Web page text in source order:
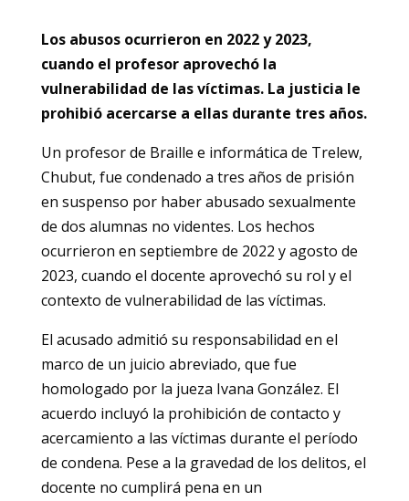
Los abusos ocurrieron en 2022 y 2023,
cuando el profesor aprovechó la
vulnerabilidad de las víctimas. La justicia le
prohibió acercarse a ellas durante tres años.
Un profesor de Braille e informática de Trelew,
Chubut, fue condenado a tres años de prisión
en suspenso por haber abusado sexualmente
de dos alumnas no videntes. Los hechos
ocurrieron en septiembre de 2022 y agosto de
2023, cuando el docente aprovechó su rol y el
contexto de vulnerabilidad de las víctimas.
El acusado admitió su responsabilidad en el
marco de un juicio abreviado, que fue
homologado por la jueza Ivana González. El
acuerdo incluyó la prohibición de contacto y
acercamiento a las víctimas durante el período
de condena. Pese a la gravedad de los delitos, el
docente no cumplirá pena en un